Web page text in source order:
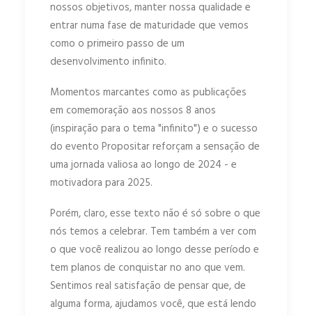
nossos objetivos, manter nossa qualidade e
entrar numa fase de maturidade que vemos
como o primeiro passo de um
desenvolvimento infinito.
Momentos marcantes como as publicações
em comemoração aos nossos 8 anos
(inspiração para o tema "infinito") e o sucesso
do evento Propositar reforçam a sensação de
uma jornada valiosa ao longo de 2024 - e
motivadora para 2025.
Porém, claro, esse texto não é só sobre o que
nós temos a celebrar. Tem também a ver com
o que você realizou ao longo desse período e
tem planos de conquistar no ano que vem.
Sentimos real satisfação de pensar que, de
alguma forma, ajudamos você, que está lendo